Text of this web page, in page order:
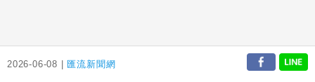
2026-06-08 | 匯流新聞網